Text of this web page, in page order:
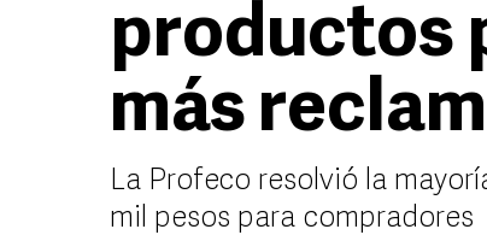
productos
más
La Profeco resolvió la
mil pesos para compradores